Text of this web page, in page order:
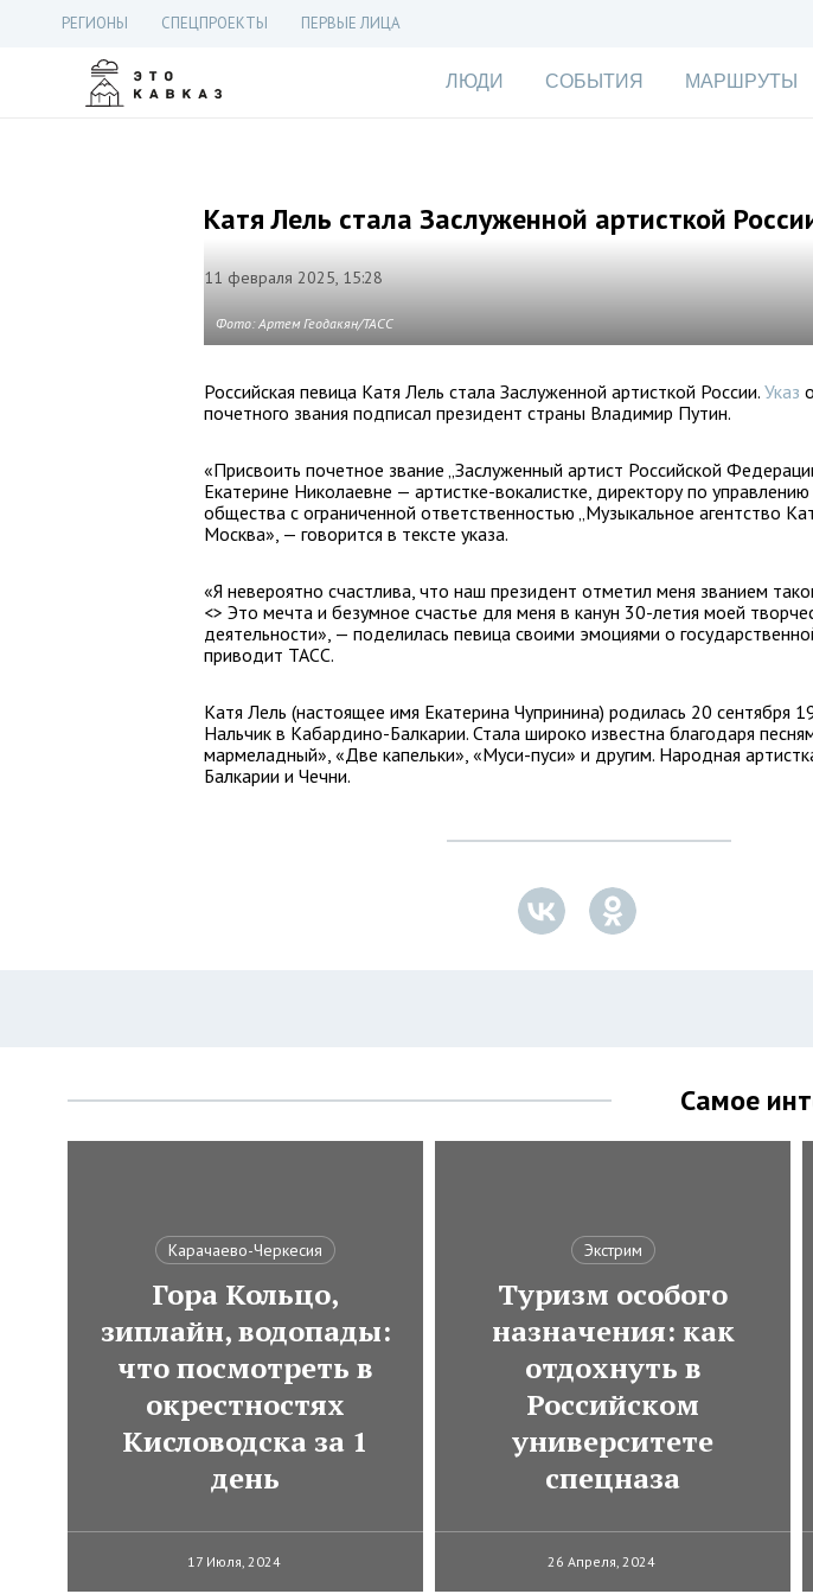
РЕГИОНЫ СПЕЦПРОЕКТЫ ПЕРВЫЕ ЛИЦА
ЛЮДИ СОБЫТИЯ МАРШРУТЫ
Катя Лель стала Заслуженной артисткой
11 февраля 2025, 15:28
Фото: Артем Геодакян/ТАСС
Российская певица Катя Лель стала Заслуженной артисткой России. Указ
почетного звания подписал президент страны Владимир Путин.
«Присвоить почетное звание „Заслуженный артист Российской
Екатерине Николаевне — артистке-вокалистке, директору по
общества с ограниченной ответственностью „Музыкальное агентство
Москва», — говорится в тексте указа.
«Я невероятно счастлива, что наш президент отметил меня званием
<> Это мечта и безумное счастье для меня в канун 30-летия моей
деятельности», — поделилась певица своими эмоциями о
приводит ТАСС.
Катя Лель (настоящее имя Екатерина Чупринина) родилась 20 сентября
Нальчик в Кабардино-Балкарии. Стала широко известна благодаря
мармеладный», «Две капельки», «Муси-пуси» и другим. Народная
Балкарии и Чечни.
Самое
Карачаево-Черкесия
Гора Кольцо,
зиплайн, водопады:
что посмотреть в
окрестностях
Кисловодска за 1
день
17 Июля, 2024
Экстрим
Туризм особого
назначения: как
отдохнуть в
Российском
университете
спецназа
26 Апреля, 2024